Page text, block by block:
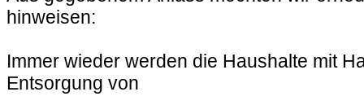
hinweisen:
Immer wieder werden die Haushalte mit
Entsorgung von